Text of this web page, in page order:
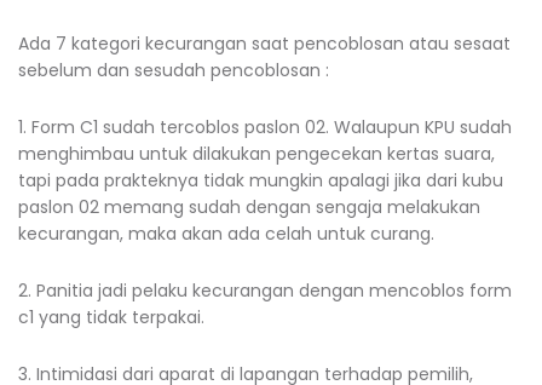
Ada 7 kategori kecurangan saat pencoblosan atau sesaat
sebelum dan sesudah pencoblosan :
1. Form C1 sudah tercoblos paslon 02. Walaupun KPU sudah
menghimbau untuk dilakukan pengecekan kertas suara,
tapi pada prakteknya tidak mungkin apalagi jika dari kubu
paslon 02 memang sudah dengan sengaja melakukan
kecurangan, maka akan ada celah untuk curang.
2. Panitia jadi pelaku kecurangan dengan mencoblos form
c1 yang tidak terpakai.
3. Intimidasi dari aparat di lapangan terhadap pemilih,